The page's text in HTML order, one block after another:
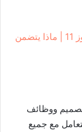
استخدام ميزة Focus Assist في ويندوز 11 | ماذا يتضمن
الأول في عام 1946، خضع تصميم ووظائف
مع جميع